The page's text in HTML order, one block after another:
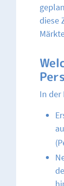
diese
In der